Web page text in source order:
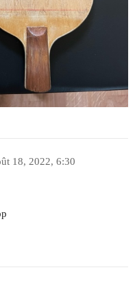
18, 2022, 6:30